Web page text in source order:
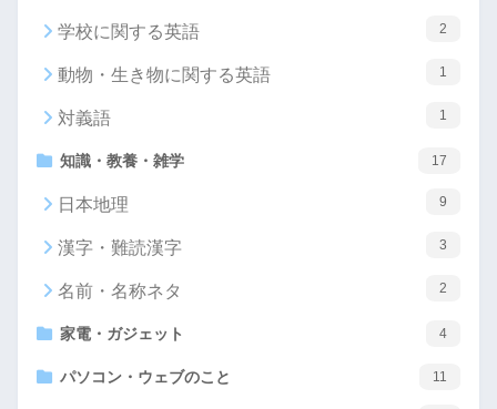
学校に関する英語 2
動物・生き物に関する英語 1
対義語 1
知識・教養・雑学 17
日本地理 9
漢字・難読漢字 3
名前・名称ネタ 2
家電・ガジェット 4
パソコン・ウェブのこと 11